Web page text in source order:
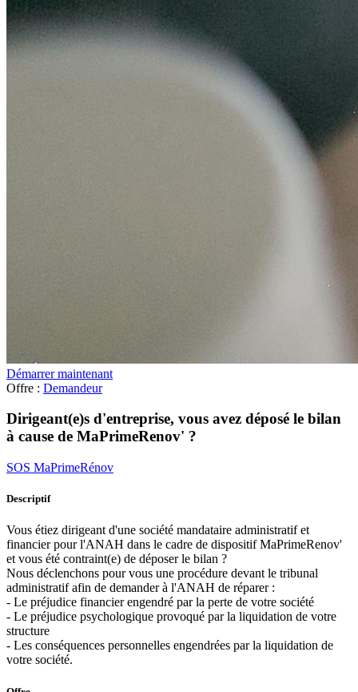
Démarrer maintenant
Offre : Demandeur
Dirigeant(e)s d'entreprise, vous avez déposé le bilan
à cause de MaPrimeRenov' ?
SOS MaPrimeRénov
Descriptif
Vous étiez dirigeant d'une société mandataire administratif et
financier pour l'ANAH dans le cadre de dispositif MaPrimeRenov'
et vous été contraint(e) de déposer le bilan ?
Nous déclenchons pour vous une procédure devant le tribunal
administratif afin de demander à l'ANAH de réparer :
- Le préjudice financier engendré par la perte de votre société
- Le préjudice psychologique provoqué par la liquidation de votre
structure
- Les conséquences personnelles engendrées par la liquidation de
votre société.